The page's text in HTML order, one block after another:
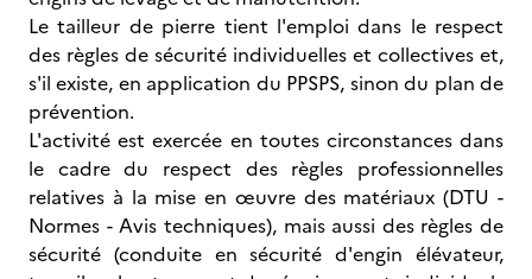
Le tailleur de pierre tient l'emploi dans le respect
des règles de sécurité individuelles et collectives et,
s'il existe, en application du PPSPS, sinon du plan de
prévention.
L'activité est exercée en toutes circonstances dans
le cadre du respect des règles professionnelles
relatives à la mise en œuvre des matériaux (DTU -
Normes - Avis techniques), mais aussi des règles de
sécurité (conduite en sécurité d'engin élévateur,